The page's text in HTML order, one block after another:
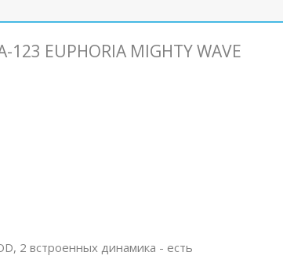
EUPHORIA MIGHTY WAVE
2 встроенных динамика - есть